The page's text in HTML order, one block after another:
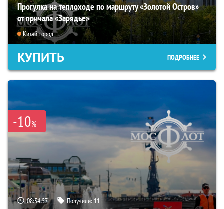
Прогулка на теплоходе по маршруту «Золотой Остров»
от причала «Зарядье»
Китай-город
КУПИТЬ ПОДРОБНЕЕ
-10%
08:54:55 Получили: 11